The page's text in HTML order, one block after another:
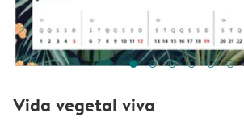
Vida vegetal viva